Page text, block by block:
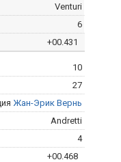
Venturi
6
+00.431
10
27
Жан-Эрик Вернь
Andretti
4
+00.468